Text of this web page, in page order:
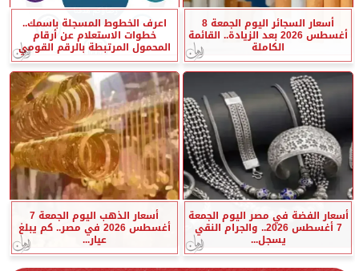
أسعار السجائر اليوم الجمعة 8
أغسطس 2026 بعد الزيادة.. القائمة
الكاملة
اعرف الخطوط المسجلة باسمك..
خطوات الاستعلام عن أرقام
المحمول المرتبطة بالرقم القومي
أسعار الفضة في مصر اليوم الجمعة
7 أغسطس 2026.. والجرام النقي
يسجل...
أسعار الذهب اليوم الجمعة 7
أغسطس 2026 في مصر.. كم يبلغ
عيار...